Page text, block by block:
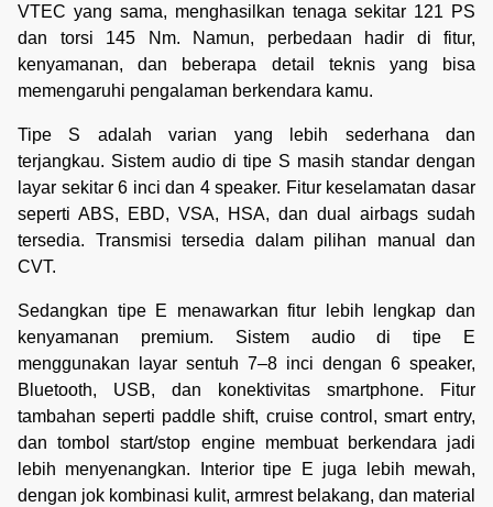
VTEC yang sama, menghasilkan tenaga sekitar 121 PS
dan torsi 145 Nm. Namun, perbedaan hadir di fitur,
kenyamanan, dan beberapa detail teknis yang bisa
memengaruhi pengalaman berkendara kamu.
Tipe S adalah varian yang lebih sederhana dan
terjangkau. Sistem audio di tipe S masih standar dengan
layar sekitar 6 inci dan 4 speaker. Fitur keselamatan dasar
seperti ABS, EBD, VSA, HSA, dan dual airbags sudah
tersedia. Transmisi tersedia dalam pilihan manual dan
CVT.
Sedangkan tipe E menawarkan fitur lebih lengkap dan
kenyamanan premium. Sistem audio di tipe E
menggunakan layar sentuh 7–8 inci dengan 6 speaker,
Bluetooth, USB, dan konektivitas smartphone. Fitur
tambahan seperti paddle shift, cruise control, smart entry,
dan tombol start/stop engine membuat berkendara jadi
lebih menyenangkan. Interior tipe E juga lebih mewah,
dengan jok kombinasi kulit, armrest belakang, dan material